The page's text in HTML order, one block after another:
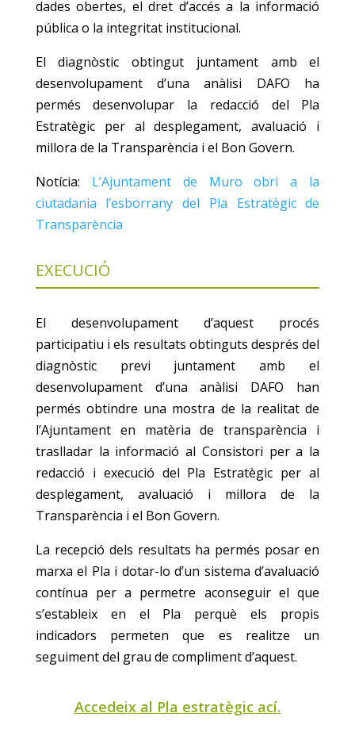
dades obertes, el dret d’accés a la informació
pública o la integritat institucional.
El diagnòstic obtingut juntament amb el
desenvolupament d’una anàlisi DAFO ha
permés desenvolupar la redacció del Pla
Estratègic per al desplegament, avaluació i
millora de la Transparència i el Bon Govern.
Notícia: L’Ajuntament de Muro obri a la
ciutadania l’esborrany del Pla Estratègic de
Transparència
EXECUCIÓ
El desenvolupament d’aquest procés
participatiu i els resultats obtinguts després del
diagnòstic previ juntament amb el
desenvolupament d’una anàlisi DAFO han
permés obtindre una mostra de la realitat de
l’Ajuntament en matèria de transparència i
traslladar la informació al Consistori per a la
redacció i execució del Pla Estratègic per al
desplegament, avaluació i millora de la
Transparència i el Bon Govern.
La recepció dels resultats ha permés posar en
marxa el Pla i dotar-lo d’un sistema d’avaluació
contínua per a permetre aconseguir el que
s’estableix en el Pla perquè els propis
indicadors permeten que es realitze un
seguiment del grau de compliment d’aquest.
Accedeix al Pla estratègic ací.